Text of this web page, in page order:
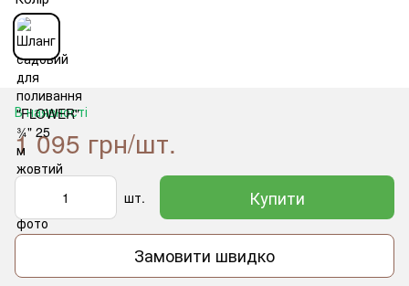
В наявності
1 095 грн/шт.
шт. Купити
Замовити швидко